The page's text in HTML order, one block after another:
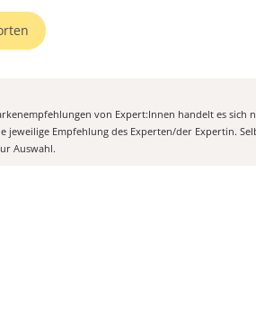
von Expert:Innen handelt es sich
jeweilige Empfehlung des Experten/der Expertin.
Auswahl.